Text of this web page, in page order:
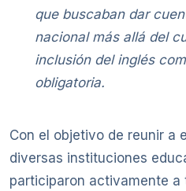
que buscaban dar
nacional más allá del
inclusión del inglés
obligatoria.
Con el objetivo de reunir a
diversas instituciones
participaron activamente a